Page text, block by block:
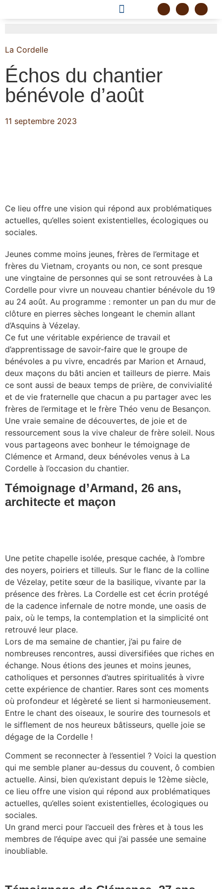
La Cordelle
Échos du chantier
bénévole d’août
11 septembre 2023
Ce lieu offre une vision qui répond aux problématiques
actuelles, qu’elles soient existentielles, écologiques ou
sociales.
Jeunes comme moins jeunes, frères de l’ermitage et
frères du Vietnam, croyants ou non, ce sont presque
une vingtaine de personnes qui se sont retrouvées à La
Cordelle pour vivre un nouveau chantier bénévole du 19
au 24 août. Au programme : remonter un pan du mur de
clôture en pierres sèches longeant le chemin allant
d’Asquins à Vézelay.
Ce fut une véritable expérience de travail et
d’apprentissage de savoir-faire que le groupe de
bénévoles a pu vivre, encadrés par Marion et Arnaud,
deux maçons du bâti ancien et tailleurs de pierre. Mais
ce sont aussi de beaux temps de prière, de convivialité
et de vie fraternelle que chacun a pu partager avec les
frères de l’ermitage et le frère Théo venu de Besançon.
Une vraie semaine de découvertes, de joie et de
ressourcement sous la vive chaleur de frère soleil. Nous
vous partageons avec bonheur le témoignage de
Clémence et Armand, deux bénévoles venus à La
Cordelle à l’occasion du chantier.
Témoignage d’Armand, 26 ans,
architecte et maçon
Une petite chapelle isolée, presque cachée, à l’ombre
des noyers, poiriers et tilleuls. Sur le flanc de la colline
de Vézelay, petite sœur de la basilique, vivante par la
présence des frères. La Cordelle est cet écrin protégé
de la cadence infernale de notre monde, une oasis de
paix, où le temps, la contemplation et la simplicité ont
retrouvé leur place.
Lors de ma semaine de chantier, j’ai pu faire de
nombreuses rencontres, aussi diversifiées que riches en
échange. Nous étions des jeunes et moins jeunes,
catholiques et personnes d’autres spiritualités à vivre
cette expérience de chantier. Rares sont ces moments
où profondeur et légèreté se lient si harmonieusement.
Entre le chant des oiseaux, le sourire des tournesols et
le sifflement de nos heureux bâtisseurs, quelle joie se
dégage de la Cordelle !
Comment se reconnecter à l’essentiel ? Voici la question
qui me semble planer au-dessus du couvent, ô combien
actuelle. Ainsi, bien qu’existant depuis le 12ème siècle,
ce lieu offre une vision qui répond aux problématiques
actuelles, qu’elles soient existentielles, écologiques ou
sociales.
Un grand merci pour l’accueil des frères et à tous les
membres de l’équipe avec qui j’ai passée une semaine
inoubliable.